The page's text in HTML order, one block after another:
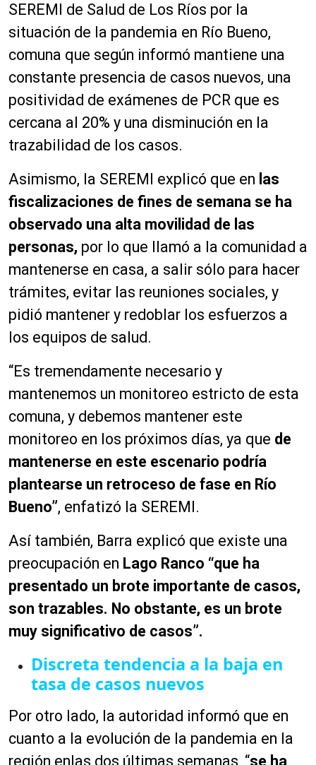
SEREMI de Salud de Los Ríos por la
situación de la pandemia en Río Bueno,
comuna que según informó mantiene una
constante presencia de casos nuevos, una
positividad de exámenes de PCR que es
cercana al 20% y una disminución en la
trazabilidad de los casos.
Asimismo, la SEREMI explicó que en las
fiscalizaciones de fines de semana se ha
observado una alta movilidad de las
personas, por lo que llamó a la comunidad a
mantenerse en casa, a salir sólo para hacer
trámites, evitar las reuniones sociales, y
pidió mantener y redoblar los esfuerzos a
los equipos de salud.
“Es tremendamente necesario y
mantenemos un monitoreo estricto de esta
comuna, y debemos mantener este
monitoreo en los próximos días, ya que de
mantenerse en este escenario podría
plantearse un retroceso de fase en Río
Bueno”, enfatizó la SEREMI.
Así también, Barra explicó que existe una
preocupación en Lago Ranco “que ha
presentado un brote importante de casos,
son trazables. No obstante, es un brote
muy significativo de casos”.
Discreta tendencia a la baja en
tasa de casos nuevos
Por otro lado, la autoridad informó que en
cuanto a la evolución de la pandemia en la
región enlas dos últimas semanas, “se ha